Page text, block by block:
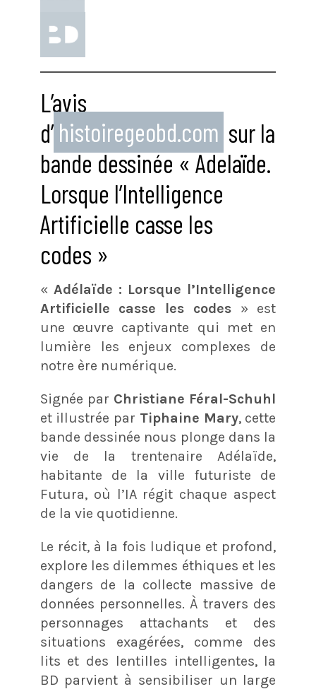
L’avis
d’ histoiregeobd.com sur la
bande dessinée « Adelaïde.
Lorsque l’Intelligence
Artificielle casse les
codes »
« Adélaïde : Lorsque l’Intelligence
Artificielle casse les codes» est
une œuvre captivante qui met en
lumière les enjeux complexes de
notre ère numérique.
Signée par Christiane Féral-Schuhl
et illustrée par Tiphaine Mary, cette
bande dessinée nous plonge dans la
vie de la trentenaire Adélaïde,
habitante de la ville futuriste de
Futura, où l’IA régit chaque aspect
de la vie quotidienne.
Le récit, à la fois ludique et profond,
explore les dilemmes éthiques et les
dangers de la collecte massive de
données personnelles. À travers des
personnages attachants et des
situations exagérées, comme des
lits et des lentilles intelligentes, la
BD parvient à sensibiliser un large